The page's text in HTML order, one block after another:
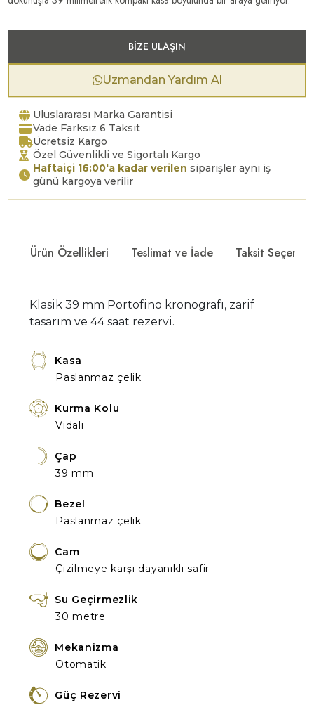
BIZE ULAŞIN
Uzmandan Yardım Al
Uluslararası Marka Garantisi
Vade Farksız 6 Taksit
Ücretsiz Kargo
Özel Güvenlikli ve Sigortalı Kargo
Haftaiçi 16:00'a kadar verilen siparişler aynı iş
günü kargoya verilir
Ürün Özellikleri Teslimat ve İade Taksit
Klasik 39 mm Portofino kronografı, zarif
tasarım ve 44 saat rezervi.
Kasa
Paslanmaz çelik
Kurma Kolu
Vidalı
Çap
39 mm
Bezel
Paslanmaz çelik
Cam
Çizilmeye karşı dayanıklı safir
Su Geçirmezlik
30 metre
Mekanizma
Otomatik
Güç Rezervi